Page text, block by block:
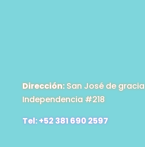
Dirección:San José de gracia
Independencia #218
Tel: +52 381 690 2597